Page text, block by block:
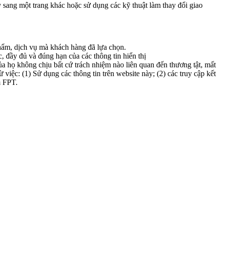
một trang khác hoặc sử dụng các kỹ thuật làm thay đổi giao
dịch vụ mà khách hàng đã lựa chọn.
đầy đủ và đúng hạn của các thông tin hiển thị
họ không chịu bất cứ trách nhiệm nào liên quan đến thương tật, mất
(1) Sử dụng các thông tin trên website này; (2) các truy cập kết
FPT.